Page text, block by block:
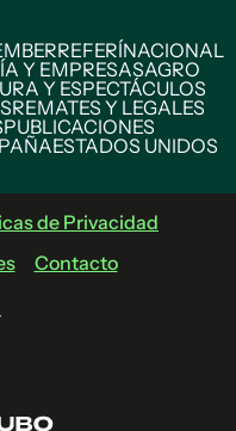
REFERÍNACIONAL
Y EMPRESASAGRO
Y ESPECTÁCULOS
REMATES Y LEGALES
PUBLICACIONES
ESTADOS UNIDOS
de Privacidad
Contacto